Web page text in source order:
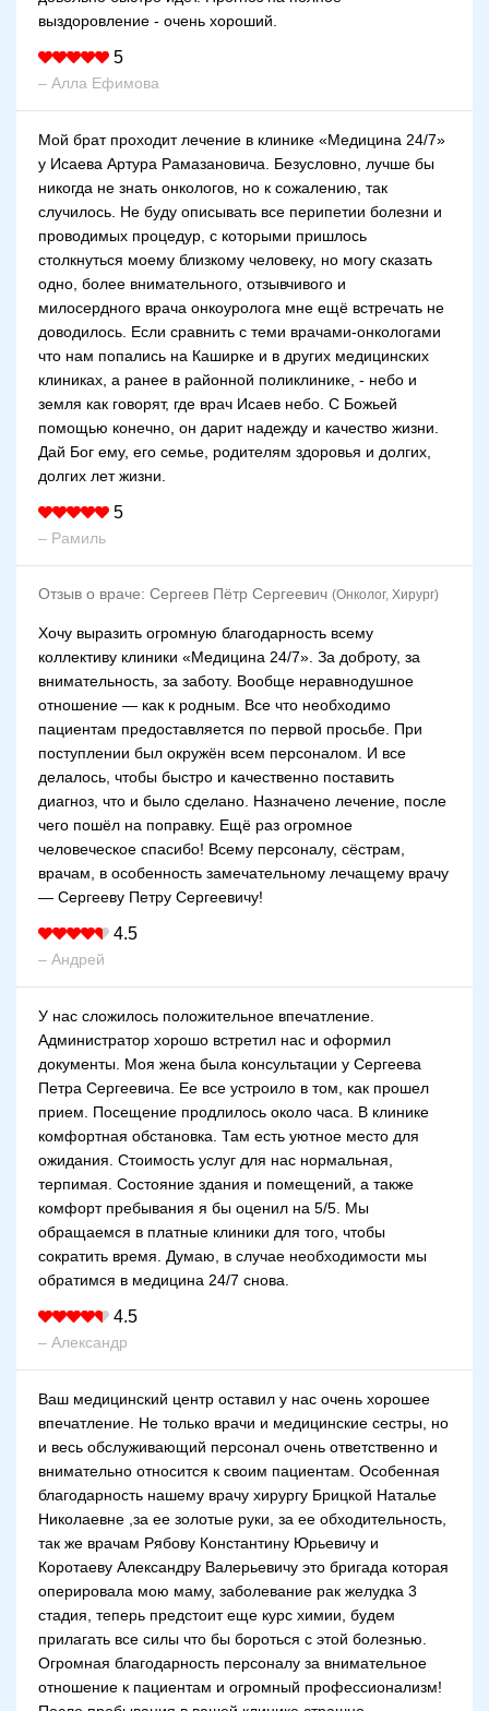
выздоровление - очень хороший.
5
– Алла Ефимова
Мой брат проходит лечение в клинике «Медицина 24/7»
у Исаева Артура Рамазановича. Безусловно, лучше бы
никогда не знать онкологов, но к сожалению, так
случилось. Не буду описывать все перипетии болезни и
проводимых процедур, с которыми пришлось
столкнуться моему близкому человеку, но могу сказать
одно, более внимательного, отзывчивого и
милосердного врача онкоуролога мне ещё встречать не
доводилось. Если сравнить с теми врачами-онкологами
что нам попались на Каширке и в других медицинских
клиниках, а ранее в районной поликлинике, - небо и
земля как говорят, где врач Исаев небо. С Божьей
помощью конечно, он дарит надежду и качество жизни.
Дай Бог ему, его семье, родителям здоровья и долгих,
долгих лет жизни.
5
– Рамиль
Отзыв о враче: Сергеев Пётр Сергеевич (Онколог, Хирург)
Хочу выразить огромную благодарность всему
коллективу клиники «Медицина 24/7». За доброту, за
внимательность, за заботу. Вообще неравнодушное
отношение — как к родным. Все что необходимо
пациентам предоставляется по первой просьбе. При
поступлении был окружён всем персоналом. И все
делалось, чтобы быстро и качественно поставить
диагноз, что и было сделано. Назначено лечение, после
чего пошёл на поправку. Ещё раз огромное
человеческое спасибо! Всему персоналу, сёстрам,
врачам, в особенность замечательному лечащему врачу
— Сергееву Петру Сергеевичу!
4.5
– Андрей
У нас сложилось положительное впечатление.
Администратор хорошо встретил нас и оформил
документы. Моя жена была консультации у Сергеева
Петра Сергеевича. Ее все устроило в том, как прошел
прием. Посещение продлилось около часа. В клинике
комфортная обстановка. Там есть уютное место для
ожидания. Стоимость услуг для нас нормальная,
терпимая. Состояние здания и помещений, а также
комфорт пребывания я бы оценил на 5/5. Мы
обращаемся в платные клиники для того, чтобы
сократить время. Думаю, в случае необходимости мы
обратимся в медицина 24/7 снова.
4.5
– Александр
Ваш медицинский центр оставил у нас очень хорошее
впечатление. Не только врачи и медицинские сестры, но
и весь обслуживающий персонал очень ответственно и
внимательно относится к своим пациентам. Особенная
благодарность нашему врачу хирургу Брицкой Наталье
Николаевне ,за ее золотые руки, за ее обходительность,
так же врачам Рябову Константину Юрьевичу и
Коротаеву Александру Валерьевичу это бригада которая
оперировала мою маму, заболевание рак желудка 3
стадия, теперь предстоит еще курс химии, будем
прилагать все силы что бы бороться с этой болезнью.
Огромная благодарность персоналу за внимательное
отношение к пациентам и огромный профессионализм!